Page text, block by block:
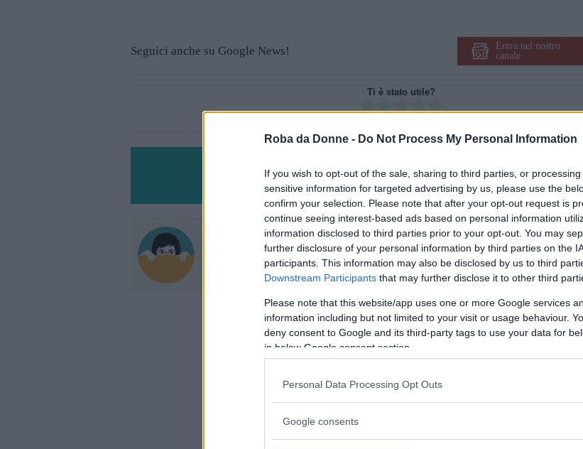
Roba da Donne - Do Not Process My Personal Information
If you wish to opt-out of the sale, sharing to third parties, or
sensitive information for targeted advertising by us, please use the
confirm your selection. Please note that after your opt-out request is
continue seeing interest-based ads based on personal information
information disclosed to third parties prior to your opt-out. You may
further disclosure of your personal information by third parties on the
participants. This information may also be disclosed by us to third
Downstream Participants that may further disclose it to other third
Please note that this website/app uses one or more Google services
information including but not limited to your visit or usage behaviour.
deny consent to Google and its third-party tags to use your data for
in below Google consent section.
Personal Data Processing Opt Outs
Google consents
Seguici anche su Google News!
Entra nel nostro
canale
Ti è stato utile?
Rate this item:
Condividi su Facebook
Martina Fadani
Sempre sulla cresta dell'onda, non mi sfugge nemmeno uno
scoop: le notizie più buffe, scottanti e incredibili passano
Suggerisci una